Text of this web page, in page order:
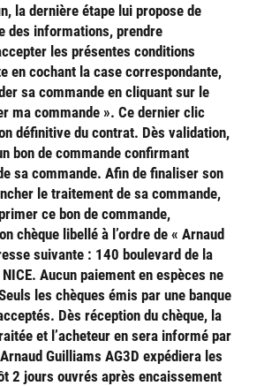
la dernière étape lui propose de
des informations, prendre
les présentes conditions
en cochant la case correspondante,
sa commande en cliquant sur le
ma commande ». Ce dernier clic
définitive du contrat. Dès validation,
bon de commande confirmant
sa commande. Afin de finaliser son
le traitement de sa commande,
ce bon de commande,
chèque libellé à l’ordre de « Arnaud
suivante : 140 boulevard de la
Aucun paiement en espèces ne
les chèques émis par une banque
Dès réception du chèque, la
et l’acheteur en sera informé par
Guilliams AG3D expédiera les
2 jours ouvrés après encaissement